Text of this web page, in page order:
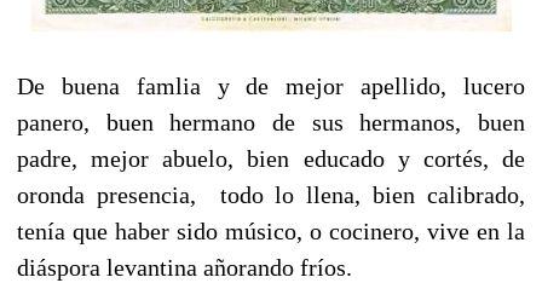
De buena famlia y de mejor apellido, lucero
panero, buen hermano de sus hermanos, buen
padre, mejor abuelo, bien educado y cortés, de
oronda presencia, todo lo llena, bien calibrado,
tenía que haber sido músico, o cocinero, vive en la
diáspora levantina añorando fríos.